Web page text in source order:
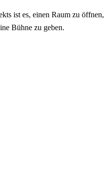
ist es, einen Raum zu
Bühne zu geben.